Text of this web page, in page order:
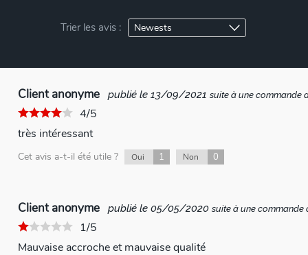
Trier les avis :
Client anonyme publié le 13/09/2021 suite à une commande
4/5
très intéressant
Cet avis a-t-il été utile ? Oui 1 Non 0
Client anonyme publié le 05/05/2020 suite à une
1/5
Mauvaise accroche et mauvaise qualité